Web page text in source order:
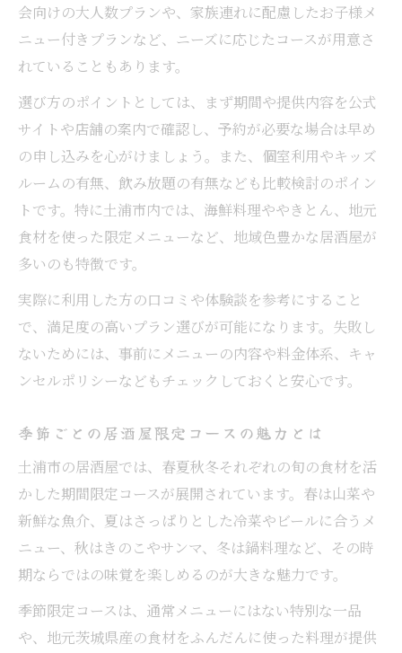
居酒屋で得する期間限定キャンペーンの探
し方
土浦市内で旬を楽しめる居酒屋特集
居酒屋で土浦市の旬を味わう楽しみ方
旬の食材が豊富な土浦市居酒屋選びのコツ
居酒屋で楽しむ土浦市の地元グルメ情報
海鮮や地元食材が自慢の居酒屋特集
予約で差がつく期間限定居酒屋コース
お得な居酒屋コースを確実に予約する方法
居酒屋で人気の限定コース予約術公開
期間限定コース選びで注意したいポイント
方
大人数利用にも嬉しい限定サービス活用法
居酒屋の大人数向け限定サービス徹底解説
宴会におすすめの居酒屋期間限定サービス
居酒屋で活用できる団体向け限定プランの
選び方
人数に合わせた居酒屋限定サービスの活用
術
会向けの大人数プランや、家族連れに配慮したお子様メ
ニュー付きプランなど、ニーズに応じたコースが用意さ
れていることもあります。
選び方のポイントとしては、まず期間や提供内容を公式
サイトや店舗の案内で確認し、予約が必要な場合は早め
の申し込みを心がけましょう。また、個室利用やキッズ
ルームの有無、飲み放題の有無なども比較検討のポイン
トです。特に土浦市内では、海鮮料理ややきとん、地元
食材を使った限定メニューなど、地域色豊かな居酒屋が
多いのも特徴です。
実際に利用した方の口コミや体験談を参考にすること
で、満足度の高いプラン選びが可能になります。失敗し
ないためには、事前にメニューの内容や料金体系、キャ
ンセルポリシーなどもチェックしておくと安心です。
季節ごとの居酒屋限定コースの魅力とは
土浦市の居酒屋では、春夏秋冬それぞれの旬の食材を活
かした期間限定コースが展開されています。春は山菜や
新鮮な魚介、夏はさっぱりとした冷菜やビールに合うメ
ニュー、秋はきのこやサンマ、冬は鍋料理など、その時
期ならではの味覚を楽しめるのが大きな魅力です。
季節限定コースは、通常メニューにはない特別な一品
や、地元茨城県産の食材をふんだんに使った料理が提供